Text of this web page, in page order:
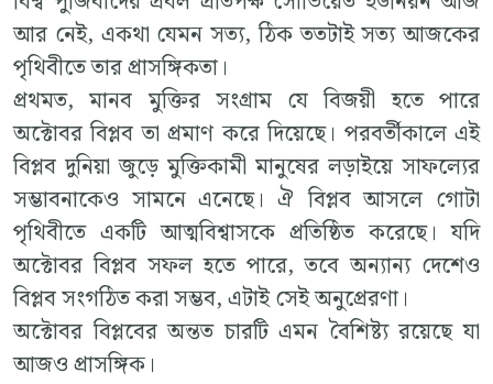
আর নেই, একথা যেমন সত্য, ঠিক ততটাই সত্য আজকের
পৃথিবীতে তার প্রাসঙ্গিকতা।
প্রথমত, মানব মুক্তির সংগ্রাম যে বিজয়ী হতে পারে
অক্টোবর বিপ্লব তা প্রমাণ করে দিয়েছে। পরবর্তীকালে এই
বিপ্লব দুনিয়া জুড়ে মুক্তিকামী মানুষের লড়াইয়ে সাফল্যের
সম্ভাবনাকেও সামনে এনেছে। ঐ বিপ্লব আসলে গোটা
পৃথিবীতে একটি আত্মবিশ্বাসকে প্রতিষ্ঠিত করেছে। যদি
অক্টোবর বিপ্লব সফল হতে পারে, তবে অন্যান্য দেশেও
বিপ্লব সংগঠিত করা সম্ভব, এটাই সেই অনুপ্রেরণা।
অক্টোবর বিপ্লবের অন্তত চারটি এমন বৈশিষ্ট্য রয়েছে যা
আজও প্রাসঙ্গিক।